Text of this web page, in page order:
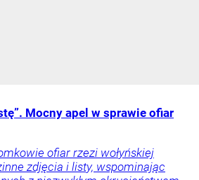
Mocny apel w sprawie ofiar
ofiar rzezi wołyńskiej
zdjęcia i listy, wspominając